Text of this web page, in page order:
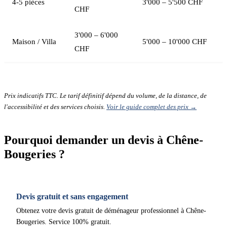
4-5 pièces
CHF
3'000 – 5'500 CHF
Maison / Villa
3'000 – 6'000
CHF
5'000 – 10'000 CHF
Prix indicatifs TTC. Le tarif définitif dépend du volume, de la distance, de
l'accessibilité et des services choisis. Voir le guide complet des prix →
Pourquoi demander un devis à Chêne-
Bougeries ?
Devis gratuit et sans engagement
Obtenez votre devis gratuit de déménageur professionnel à Chêne-
Bougeries. Service 100% gratuit.